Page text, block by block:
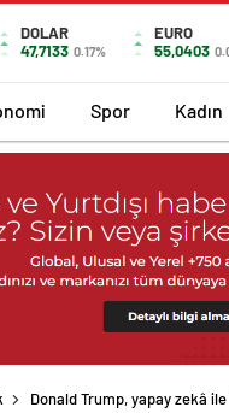
DOLAR
47,7133 0.17%
EURO
55,0403
Spor Kadın
Donald Trump, yapay zekâ